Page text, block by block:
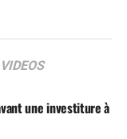
VIDEOS
une investiture à